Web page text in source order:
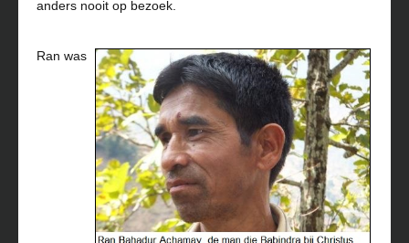
anders nooit op bezoek.
Ran was